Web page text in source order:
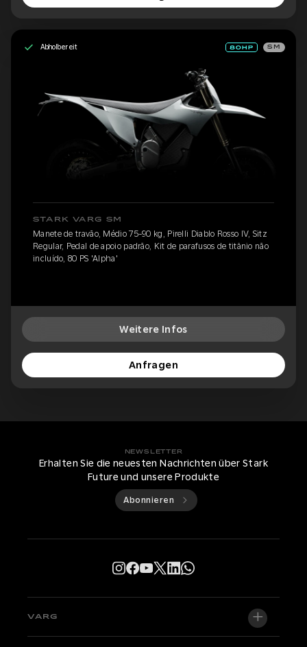
Abholbereit SM
STARK VARG SM
Manete de travão, Médio 75-90 kg, Pirelli Diablo Rosso IV, Sitz
Regular, Pedal de apoio padrão, Kit de parafusos de titânio não
incluído, 80 PS 'Alpha'
Weitere Infos
Anfragen
NEWSLETTER
Erhalten Sie die neuesten Nachrichten über Stark
Future und unsere Produkte
Abonnieren
VARG